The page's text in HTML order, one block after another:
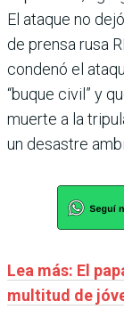
El ataque no
de prensa rusa
condenó el
“buque civil” y
muerte a la
un desastre
Lea más: El
multitud de